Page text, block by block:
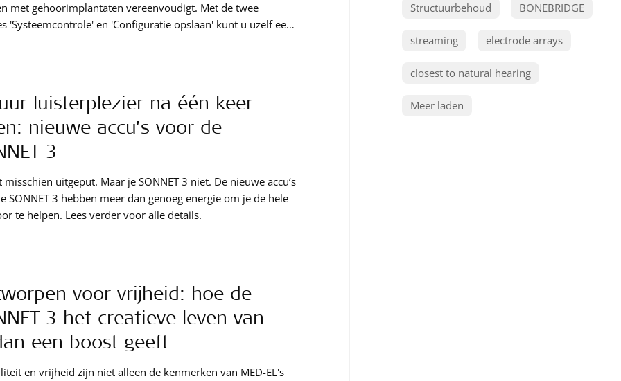
met gehoorimplantaten vereenvoudigt. Met de twee
'Systeemcontrole' en 'Configuratie opslaan' kunt u uzelf een
luisterplezier na één keer
nieuwe accu’s voor de
3
uitgeput. Maar je SONNET 3 niet. De nieuwe accu‘s
SONNET 3 hebben meer dan genoeg energie om je de hele
dag door te helpen. Lees verder voor alle details.
voor vrijheid: hoe de
3 het creatieve leven van
een boost geeft
en vrijheid zijn niet alleen de kenmerken van MED-EL's
Structuurbehoud BONEBRIDGE
streaming electrode arrays
closest to natural hearing
Meer laden